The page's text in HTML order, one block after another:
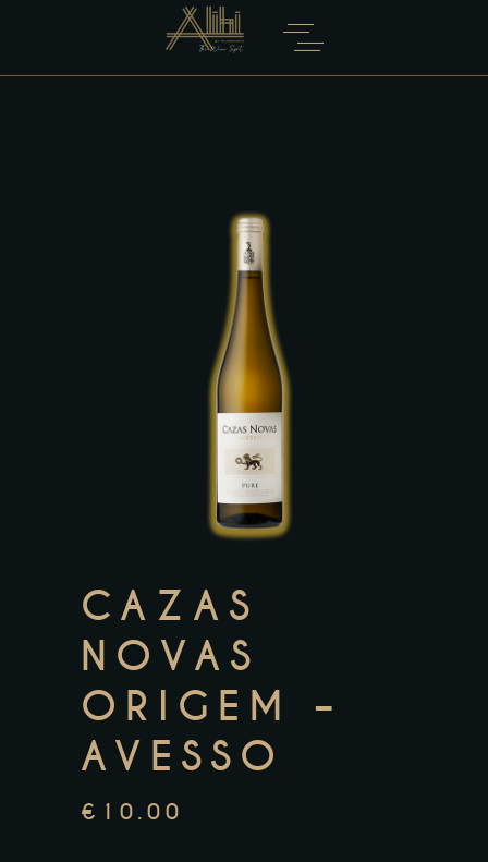
CAZAS
NOVAS
ORIGEM –
AVESSO
€ 10.00